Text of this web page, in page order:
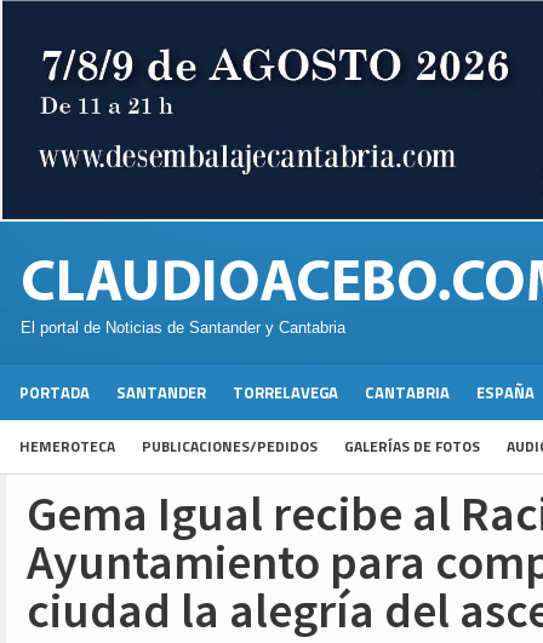
El portal de Noticias de Santander y Cantabria
PORTADA SANTANDER TORRELAVEGA CANTABRIA ESPAÑA
HEMEROTECA PUBLICACIONES/PEDIDOS GALERÍAS DE FOTOS
Gema Igual recibe al
Ayuntamiento para
ciudad la alegría del